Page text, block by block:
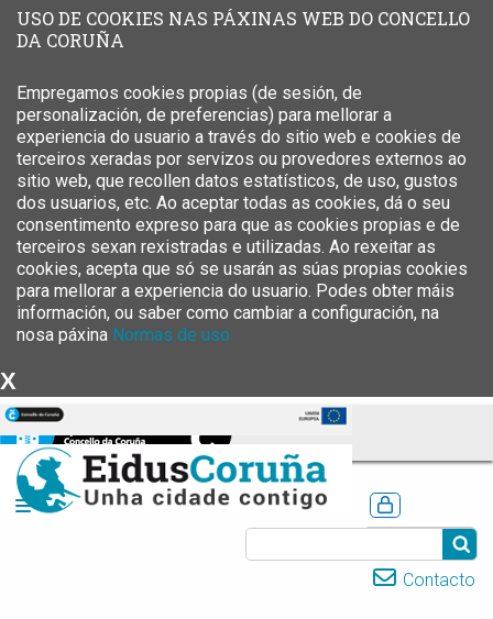
USO DE COOKIES NAS PÁXINAS WEB DO CONCELLO
DA CORUÑA
Empregamos cookies propias (de sesión, de
personalización, de preferencias) para mellorar a
experiencia do usuario a través do sitio web e cookies de
terceiros xeradas por servizos ou provedores externos ao
sitio web, que recollen datos estatísticos, de uso, gustos
dos usuarios, etc. Ao aceptar todas as cookies, dá o seu
consentimento expreso para que as cookies propias e de
terceiros sexan rexistradas e utilizadas. Ao rexeitar as
cookies, acepta que só se usarán as súas propias cookies
para mellorar a experiencia do usuario. Podes obter máis
información, ou saber como cambiar a configuración, na
nosa páxina Normas de uso
X
Contacto
CASTELLANO